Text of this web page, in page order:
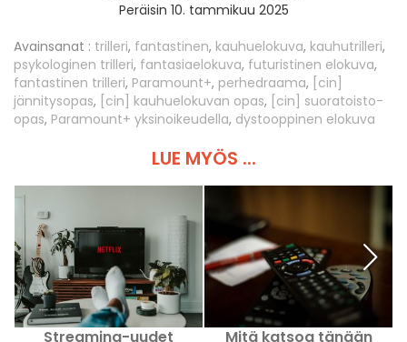
Peräisin 10. tammikuu 2025
Avainsanat : trilleri, fantastinen, kauhuelokuva, kauhutrilleri,
psykologinen trilleri, fantasiaelokuva, futuristinen elokuva,
fantastinen trilleri, Paramount+, perhedraama, [cin]
jännitysopas, [cin] kauhuelokuvan opas, [cin] suoratoisto-
opas, Paramount+ yksinoikeudella, dystooppinen elokuva
LUE MYÖS ...
Streaming-uudet
Mitä katsoa tänään